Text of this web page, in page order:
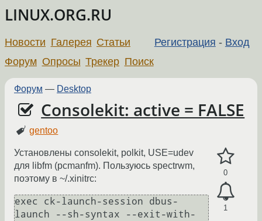
LINUX.ORG.RU
Регистрация - Вход
Новости Галерея Статьи
Форум Опросы Трекер Поиск
Форум — Desktop
Consolekit: active = FALSE
gentoo
0
1
Установлены consolekit, polkit, USE=udev
для libfm (pcmanfm). Пользуюсь spectrwm,
поэтому в ~/.xinitrc:
exec ck-launch-session dbus-
launch --sh-syntax --exit-with-